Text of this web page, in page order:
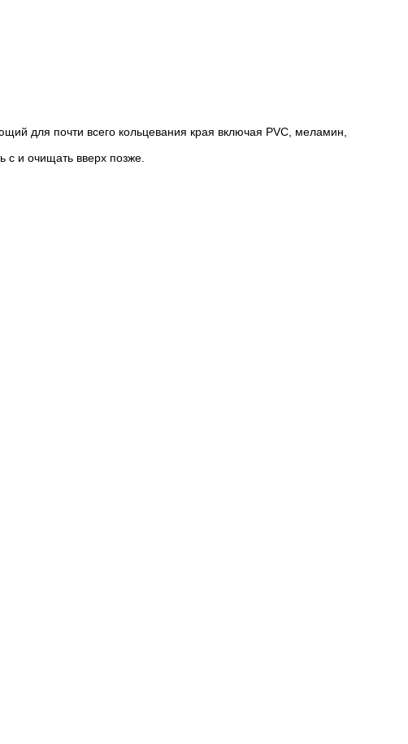
для почти всего кольцевания края включая PVC, меламин,
с и очищать вверх позже.